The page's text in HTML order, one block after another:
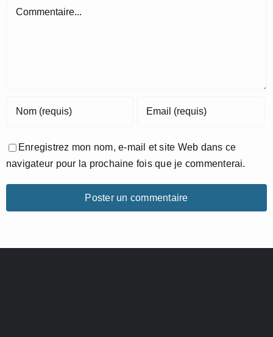
Commentaire
Enregistrez mon nom, e-mail et site Web dans ce
navigateur pour la prochaine fois que je commenterai.